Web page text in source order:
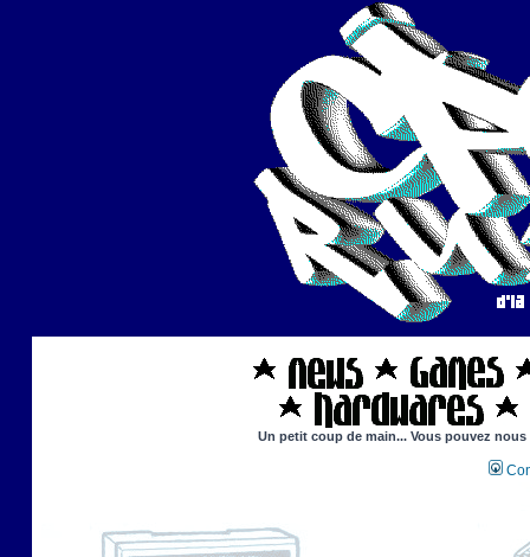
Un petit coup de main... Vous pouvez